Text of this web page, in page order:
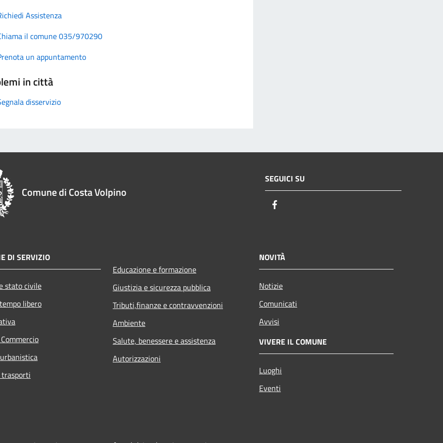
Assistenza
il comune 035/970290
un appuntamento
in città
disservizio
Comune di Costa Volpino
SEGUICI SU
DI SERVIZIO
stato civile
libero
Educazione e formazione
Giustizia e sicurezza pubblica
Tributi,finanze e contravvenzioni
Ambiente
Salute, benessere e assistenza
Autorizzazioni
NOVITÀ
Notizie
Comunicati
Avvisi
VIVERE IL COMUNE
Luoghi
Eventi